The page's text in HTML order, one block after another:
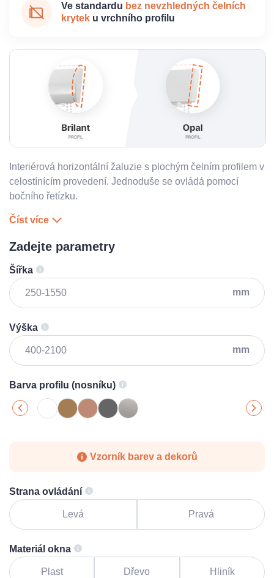
Ve standardu bez nevzhledných čelních
krytek u vrchního profilu
Interiérová horizontální žaluzie s plochým čelním profilem v
celostínícím provedení. Jednoduše se ovládá pomocí
bočního řetízku.
Číst více
Zadejte parametry
Šířka
mm
Výška
mm
Barva profilu (nosníku)
Vzorník barev a dekorů
Strana ovládání
Levá Pravá
Materiál okna
Plast Dřevo Hliník